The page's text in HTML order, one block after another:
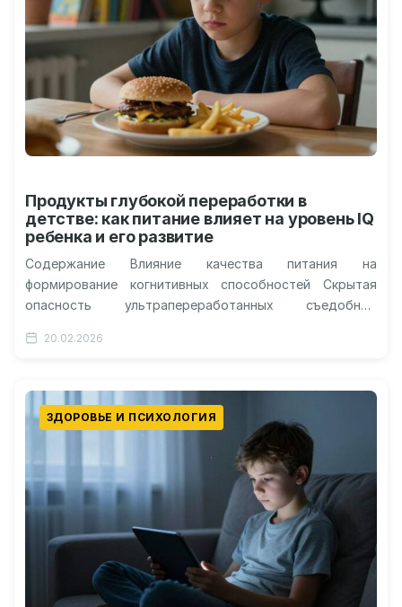
Продукты глубокой переработки в
детстве: как питание влияет на уровень IQ
ребенка и его развитие
Содержание Влияние качества питания на
формирование когнитивных способностей Скрытая
опасность ультрапереработанных съедобных
наблюдений за развитием детей Механизмы влияния
20.02.2026
ЗДОРОВЬЕ И ПСИХОЛОГИЯ